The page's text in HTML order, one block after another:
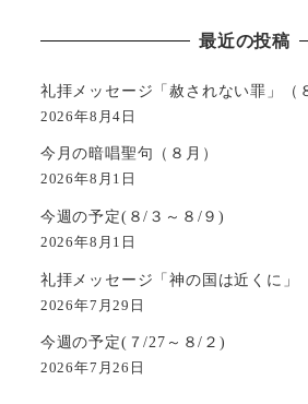
最近の投稿
礼拝メッセージ「赦されない罪」（
2026年8月4日
今月の暗唱聖句（８月）
2026年8月1日
今週の予定(８/３～８/９)
2026年8月1日
礼拝メッセージ「神の国は近くに」
2026年7月29日
今週の予定(７/27～８/２)
2026年7月26日